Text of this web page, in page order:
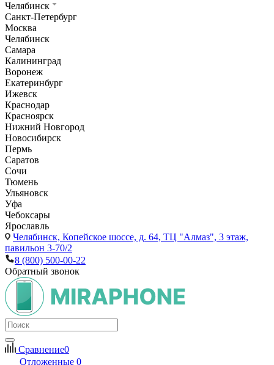
Челябинск
Санкт-Петербург
Москва
Челябинск
Самара
Калининград
Воронеж
Екатеринбург
Ижевск
Краснодар
Красноярск
Нижний Новгород
Новосибирск
Пермь
Саратов
Сочи
Тюмень
Ульяновск
Уфа
Чебоксары
Ярославль
Челябинск, Копейское шоссе, д. 64, ТЦ "Алмаз", 3 этаж,
павильон 3-70/2
8 (800) 500-00-22
Обратный звонок
Сравнение0
Отложенные 0